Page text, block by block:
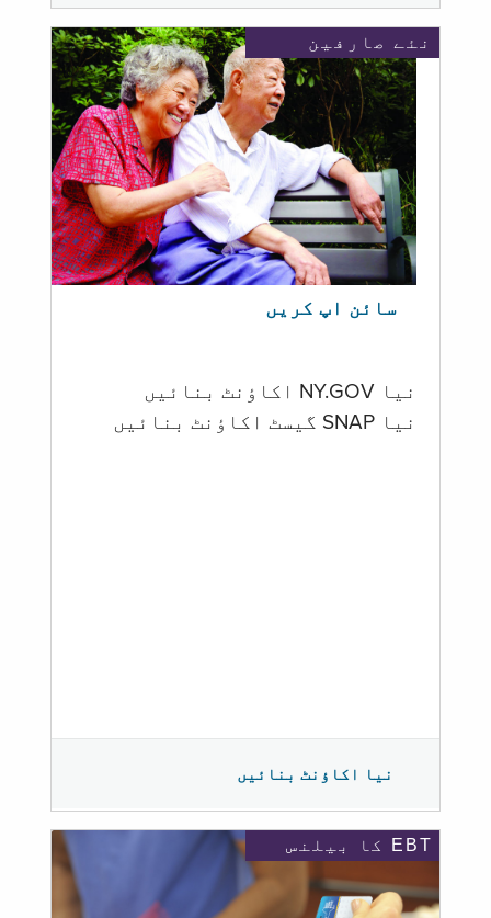
نئے صارفین
سائن اپ کریں
نیا NY.GOV اکاؤنٹ بنائیں
نیا SNAP گیسٹ اکاؤنٹ بنائیں
نیا اکاؤنٹ بنائیں
EBT کا بیلنس